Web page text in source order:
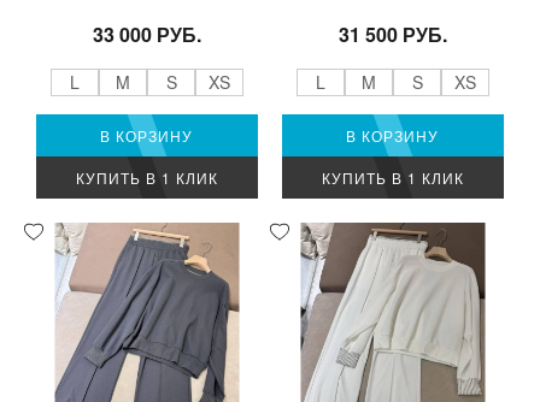
33 000 РУБ.
L M S XS
В КОРЗИНУ
КУПИТЬ В 1 КЛИК
31 500 РУБ.
L M S XS
В КОРЗИНУ
КУПИТЬ В 1 КЛИК